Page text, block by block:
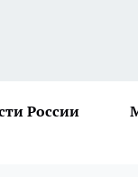
России